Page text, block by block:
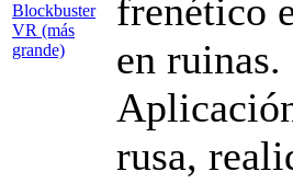
frenético
en ruinas.
rusa,